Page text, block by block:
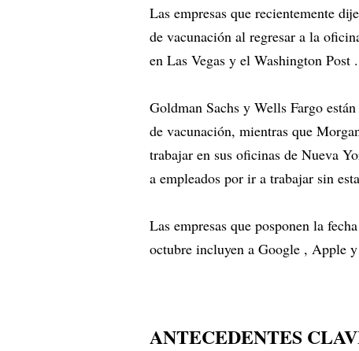
Las empresas que recientemente
de vacunación al regresar a la
en Las Vegas y el Washington Post .
Goldman Sachs y Wells Fargo
de vacunación, mientras que
trabajar en sus oficinas de Nueva
a empleados por ir a trabajar sin
Las empresas que posponen la
octubre incluyen a Google , Apple
ANTECEDENTES